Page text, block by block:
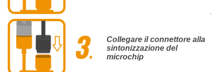
Collegare il connettore alla
sintonizzazione del
microchip